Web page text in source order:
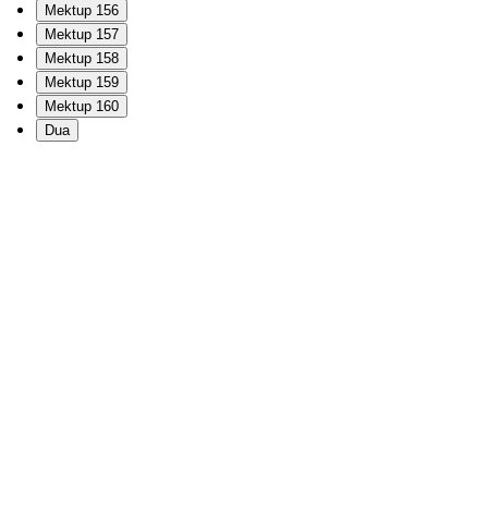
Mektup 156
Mektup 157
Mektup 158
Mektup 159
Mektup 160
Dua